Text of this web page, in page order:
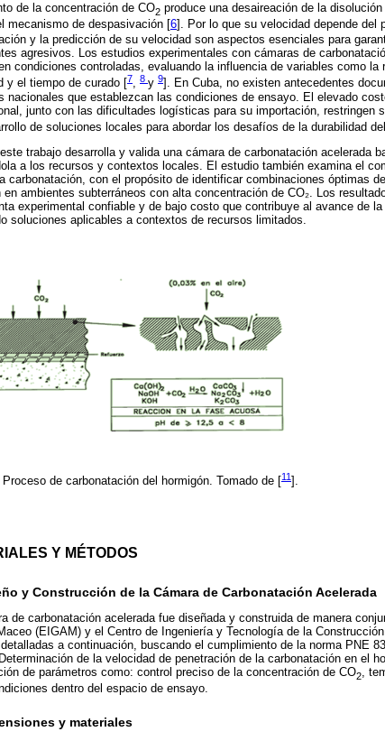
de la concentración de CO2 produce una desaireación de la
mecanismo de despasivación [6]. Por lo que su velocidad depende del
y la predicción de su velocidad son aspectos esenciales para
agresivos. Los estudios experimentales con cámaras de
condiciones controladas, evaluando la influencia de variables como
y el tiempo de curado [
7, 8 y 9 ]. En Cuba, no existen antecedentes
nacionales que establezcan las condiciones de ensayo. El elevado
junto con las dificultades logísticas para su importación, restringen
de soluciones locales para abordar los desafíos de la durabilidad
trabajo desarrolla y valida una cámara de carbonatación acelerada
a los recursos y contextos locales. El estudio también examina el
carbonatación, con el propósito de identificar combinaciones óptimas
en ambientes subterráneos con alta concentración de CO₂. Los
experimental confiable y de bajo costo que contribuye al avance de
soluciones aplicables a contextos de recursos limitados.
Proceso de carbonatación del hormigón. Tomado de [11].
Y MÉTODOS
y Construcción de la Cámara de Carbonatación Acelerada
de carbonatación acelerada fue diseñada y construida de manera
(EIGAM) y el Centro de Ingeniería y Tecnología de la
a continuación, buscando el cumplimiento de la norma PNE
de la velocidad de penetración de la carbonatación en el
de parámetros como: control preciso de la concentración de CO2,
dentro del espacio de ensayo.
y materiales